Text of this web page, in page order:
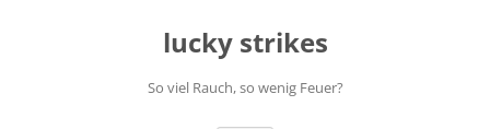
lucky strikes
So viel Rauch, so wenig Feuer?